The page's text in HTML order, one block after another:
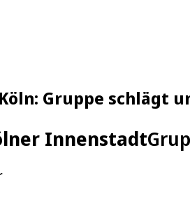
Gruppe schlägt
Innenstadt